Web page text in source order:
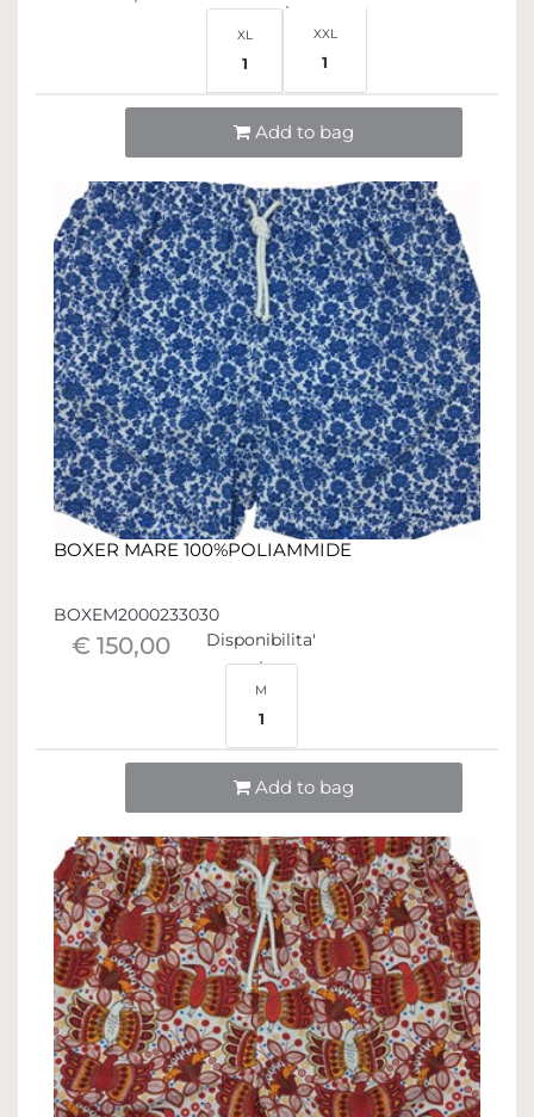
XL
1
XXL
1
Add to bag
BOXER MARE 100%POLIAMMIDE
BOXEM2000233030
€ 150,00 Disponibilita'
M
1
Add to bag